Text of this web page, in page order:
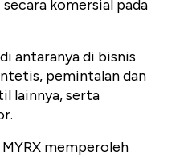
komersial pada
antaranya di bisnis
pemintalan dan
lainnya, serta
memperoleh